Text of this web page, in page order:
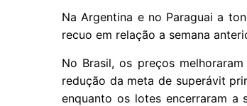
Na Argentina e no Paraguai a
recuo em relação a semana
No Brasil, os preços
redução da meta de superávit
enquanto os lotes encerraram a